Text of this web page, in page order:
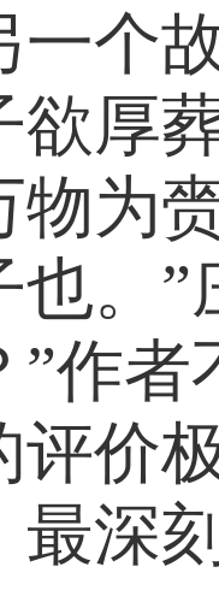
一个
欲厚
物为
也。
”作
评价
最深